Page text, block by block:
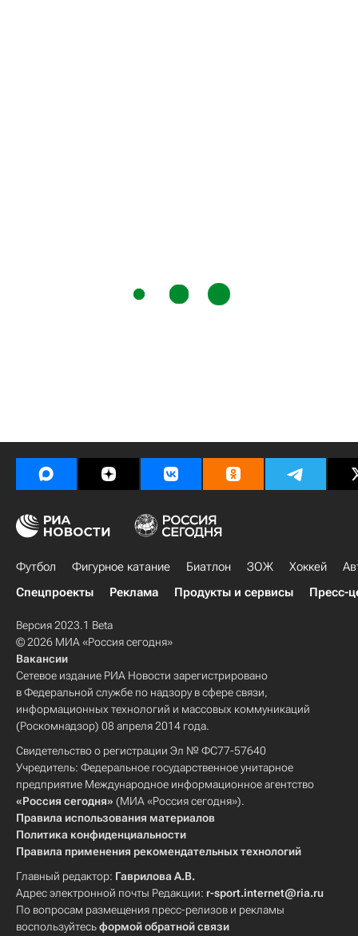
Футбол Фигурное катание Биатлон ЗОЖ Хоккей
Спецпроекты
Реклама Продукты и сервисы Пресс-
Версия 2023.1 Beta
© 2026 МИА «Россия сегодня»
Вакансии
Сетевое издание РИА Новости зарегистрировано
в Федеральной службе по надзору в сфере связи,
информационных технологий и массовых коммуникаций
(Роскомнадзор) 08 апреля 2014 года.
Свидетельство о регистрации Эл № ФС77-57640
Учредитель: Федеральное государственное унитарное
предприятие Международное информационное агентство
«Россия сегодня» (МИА «Россия сегодня»).
Правила использования материалов
Политика конфиденциальности
Правила применения рекомендательных технологий
Главный редактор: Гаврилова А.В.
Адрес электронной почты Редакции: r-sport.internet@ria.ru
По вопросам размещения пресс-релизов и рекламы
воспользуйтесьформой обратной связи